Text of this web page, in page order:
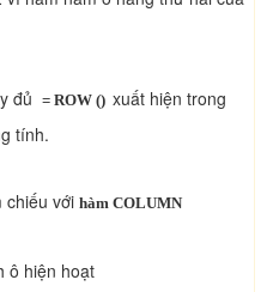
đủ = ROW () xuất hiện trong
tính.
với hàm COLUMN
ô hiện hoạt